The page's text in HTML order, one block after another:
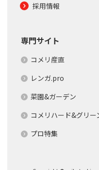
採用情報
専門サイト
コメリ産直
レンガ.pro
菜園&ガーデン
コメリハード&グリー
プロ特集